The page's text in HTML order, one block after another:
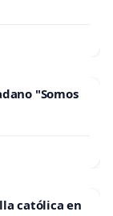
"Somos
católica en